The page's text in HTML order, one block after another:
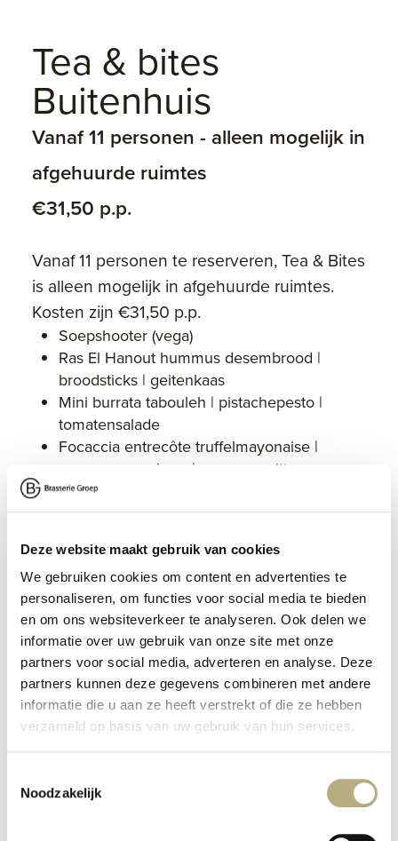
Deze website maakt gebruik van cookies
We gebruiken cookies om content en advertenties te
personaliseren, om functies voor social media te bieden
en om ons websiteverkeer te analyseren. Ook delen we
informatie over uw gebruik van onze site met onze
partners voor social media, adverteren en analyse. Deze
partners kunnen deze gegevens combineren met andere
informatie die u aan ze heeft verstrekt of die ze hebben
verzameld op basis van uw gebruik van hun services.
Noodzakelijk
Tea & bites
Buitenhuis
Vanaf 11 personen - alleen mogelijk in
afgehuurde ruimtes
€31,50 p.p.
Vanaf 11 personen te reserveren, Tea & Bites
is alleen mogelijk in afgehuurde ruimtes.
Kosten zijn €31,50 p.p.
Soepshooter (vega)
Ras El Hanout hummus desembrood |
broodsticks | geitenkaas
Mini burrata tabouleh | pistachepesto |
tomatensalade
Focaccia entrecôte truffelmayonaise |
parmezaanse kaas | pompoenpitten
Zalm tostadas appelkappertjes |
wasabimayonaise | rode ui
Zoet op tafel brownie | cannoli | cheesecake
| macarons
Sap
Onbeperkt verse thee verste munt | gember
Extra te boeken
Verse huisgemaakte soep € 3,50
Croissant jam of Nutella € 4,50
Bonbons € 0,80
Draadjesvleeskroket met mosterd € 4,25
Broodje Draadjesvleeskroket met mosterd